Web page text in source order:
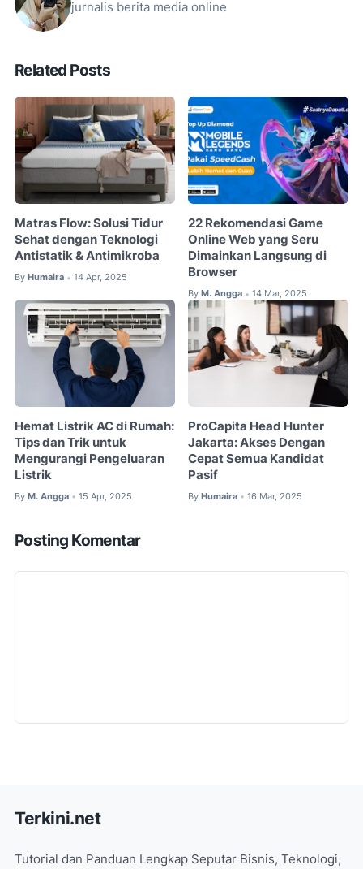
jurnalis berita media online
Related Posts
Matras Flow: Solusi Tidur
Sehat dengan Teknologi
Antistatik & Antimikroba
By Humaira • 14 Apr, 2025
22 Rekomendasi Game
Online Web yang Seru
Dimainkan Langsung di
Browser
By M. Angga • 14 Mar, 2025
Hemat Listrik AC di Rumah:
Tips dan Trik untuk
Mengurangi Pengeluaran
Listrik
By M. Angga • 15 Apr, 2025
ProCapita Head Hunter
Jakarta: Akses Dengan
Cepat Semua Kandidat
Pasif
By Humaira • 16 Mar, 2025
Posting Komentar
Terkini.net
Tutorial dan Panduan Lengkap Seputar Bisnis, Teknologi,